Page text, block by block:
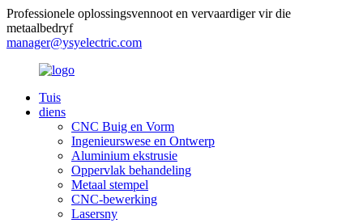
Professionele oplossingsvennoot en vervaardiger vir die
metaalbedryf
manager@ysyelectric.com
Tuis
diens
CNC Buig en Vorm
Ingenieurswese en Ontwerp
Aluminium ekstrusie
Oppervlak behandeling
Metaal stempel
CNC-bewerking
Lasersny